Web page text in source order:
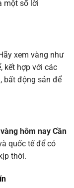
một số lời
xem vàng như
kết hợp với các
bất động sản để
hôm nay Cần
quốc tế để có
thời.